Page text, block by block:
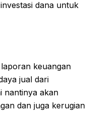
dana untuk
keuangan
jual dari
nantinya akan
dan juga kerugian